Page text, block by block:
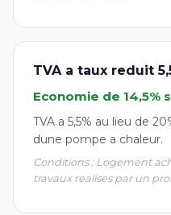
TVA a taux reduit
Economie de 14,5%
TVA a 5,5% au lieu de
dune pompe a chaleur.
Conditions : Logement
travaux realises par un